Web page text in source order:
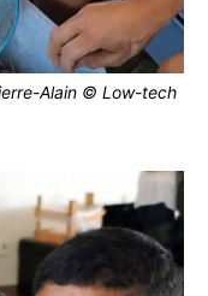
Alain © Low-tech